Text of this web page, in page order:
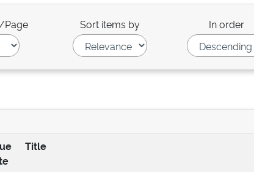
Page Sort items by In order
Title